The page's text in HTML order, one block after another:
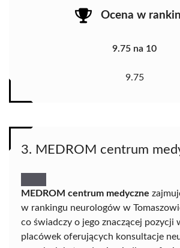
Ocena w
9.75 na 10
9.75
3. MEDROM centrum
MEDROM centrum medyczne
w rankingu neurologów w
co świadczy o jego znaczącej pozycji
placówek oferujących konsultacje